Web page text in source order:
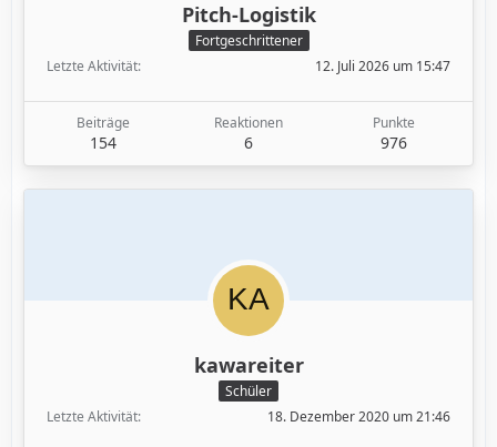
Pitch-Logistik
Fortgeschrittener
Letzte Aktivität
12. Juli 2026 um 15:47
Beiträge
154
Reaktionen
6
Punkte
976
kawareiter
Schüler
Letzte Aktivität
18. Dezember 2020 um 21:46